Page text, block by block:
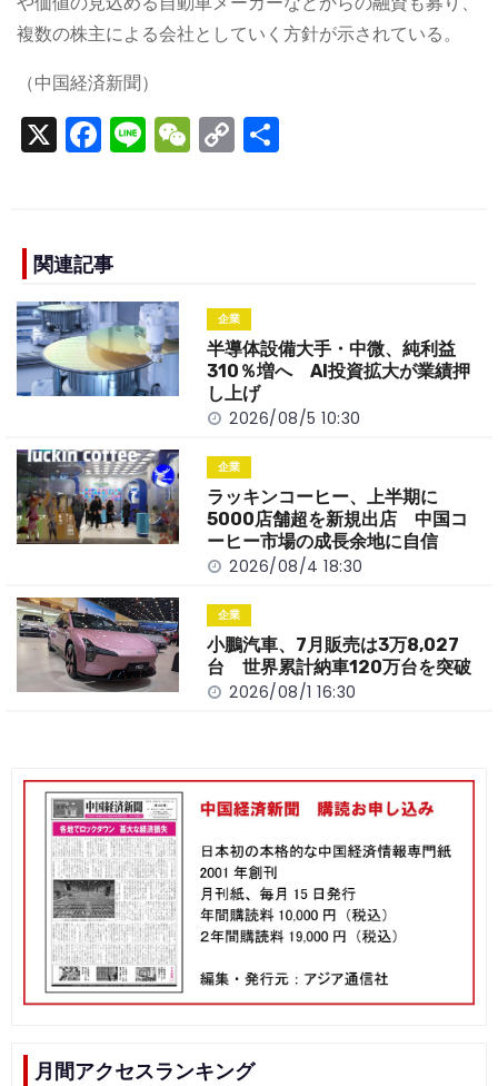
複数の株主による会社としていく方針が示されている。
（中国経済新聞）
X F
e
b
o
o
k
Li W C
n
k
関連記事
企業
半導体設備大手・中微、純利益
310％増へ AI投資拡大が業績押
し上げ
2026/08/5 10:30
企業
ラッキンコーヒー、上半期に
5000店舗超を新規出店 中国コ
ーヒー市場の成長余地に自信
2026/08/4 18:30
企業
小鵬汽車、7月販売は3万8,027
台 世界累計納車120万台を突破
2026/08/1 16:30
月間アクセスランキング